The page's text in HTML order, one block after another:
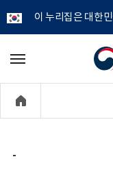
이 누리집은 대한
개
정
메
기
-